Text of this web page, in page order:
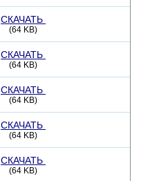
СКАЧАТЬ
(64 KB)
СКАЧАТЬ
(64 KB)
СКАЧАТЬ
(64 KB)
СКАЧАТЬ
(64 KB)
СКАЧАТЬ
(64 KB)